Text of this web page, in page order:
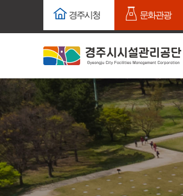
주요메뉴로 건너뛰기
경주시청 문화관광